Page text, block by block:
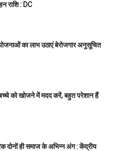
राशि : DC
का लाभ उठाएं बेरोजगार अनुसूचित
को खोजने में मदद करें, बहुत परेशान हैं
दोनों ही समाज के अभिन्न अंग : केंद्रीय